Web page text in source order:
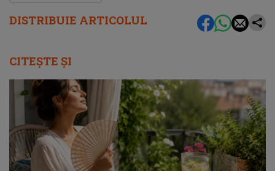
DISTRIBUIE ARTICOLUL
CITEȘTE ȘI